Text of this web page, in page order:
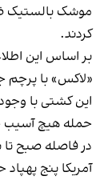
موشک بالستیک
کردند.
بر اساس این
«لاکس» با پرچم
این کشتی با
حمله هیچ آسیب
در فاصله صبح
آمریکا پنج